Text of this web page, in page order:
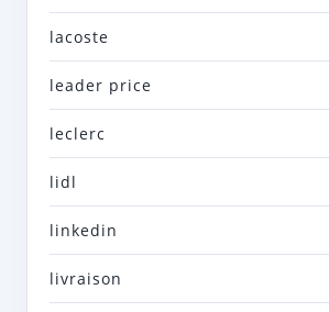
lacoste
leader price
leclerc
lidl
linkedin
livraison